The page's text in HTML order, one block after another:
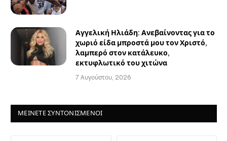
Αγγελική Ηλιάδη: Ανεβαίνοντας για το
χωριό είδα μπροστά μου τον Χριστό,
λαμπερό στον κατάλευκο,
εκτυφλωτικό του χιτώνα
7 Αυγούστου, 2026
ΜΕΙΝΕΤΕ ΣΥΝΤΟΝΙΣΜΕΝΟΙ